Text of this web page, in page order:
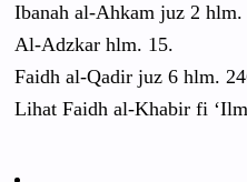
Ibanah al-Ahkam juz 2 hlm.
Al-Adzkar hlm. 15.
Faidh al-Qadir juz 6 hlm.
Lihat Faidh al-Khabir fi